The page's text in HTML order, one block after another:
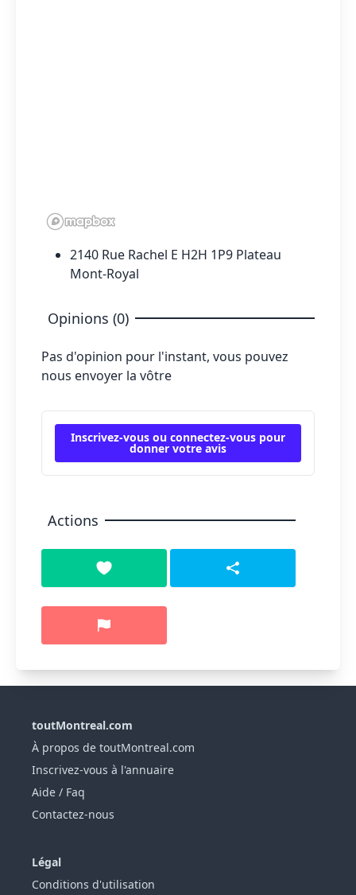
2140 Rue Rachel E H2H 1P9 Plateau
Mont-Royal
Opinions (0)
Pas d'opinion pour l'instant, vous pouvez
nous envoyer la vôtre
Inscrivez-vous ou connectez-vous pour
donner votre avis
Actions
toutMontreal.com
À propos de toutMontreal.com
Inscrivez-vous à l'annuaire
Aide / Faq
Contactez-nous
Légal
Conditions d'utilisation